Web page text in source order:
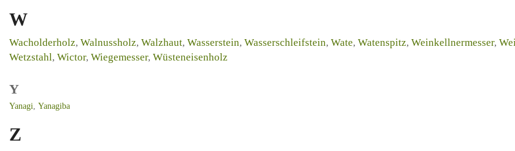
W
Wacholderholz, Walnussholz, Walzhaut, Wasserstein, Wasserschleifstein, Wate, Watenspitz, Weinkellnermesser,
Wetzstahl, Wictor, Wiegemesser, Wüsteneisenholz
Y
Yanagi, Yanagiba
Z